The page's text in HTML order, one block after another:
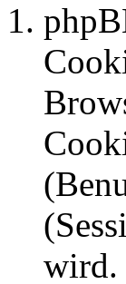
wird.